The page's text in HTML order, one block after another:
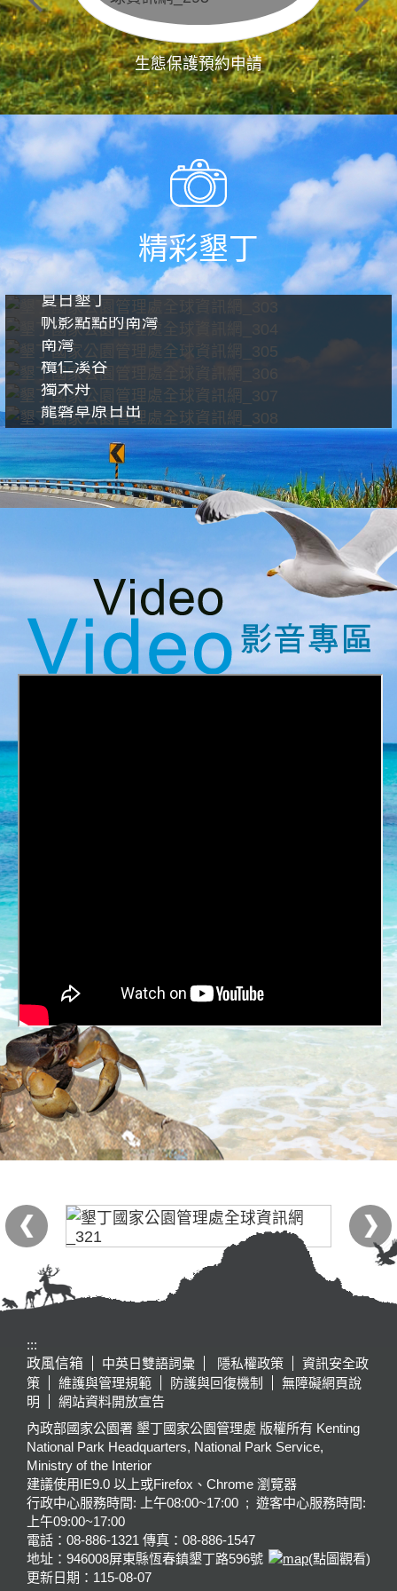
生態保護預約申請
精彩墾丁
夏日墾丁
帆影點點的南灣
南灣
欖仁溪谷
獨木舟
龍磐草原日出
:::
政風信箱
中英日雙語詞彙 隱私權政策
資訊安全政
策
維護與管理規範 防護與回復機制
無障礙網頁說
明
網站資料開放宣告
內政部國家公園署 墾丁國家公園管理處 版權所有 Kenting
National Park Headquarters, National Park Service,
Ministry of the Interior
建議使用IE9.0 以上或Firefox、Chrome 瀏覽器
行政中心服務時間: 上午08:00~17:00 ; 遊客中心服務時間:
上午09:00~17:00
電話：08-886-1321 傳真：08-886-1547
地址：946008屏東縣恆春鎮墾丁路596號
(點圖觀看)
更新日期： 115-08-07